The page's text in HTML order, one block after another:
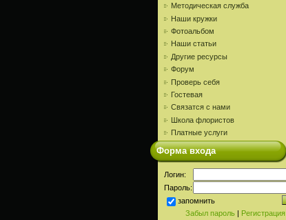
Методическая служба
Наши кружки
Фотоальбом
Наши статьи
Другие ресурсы
Форум
Проверь себя
Гостевая
Связатся с нами
Школа флористов
Платные услуги
Форма входа
Логин:
Пароль:
запомнить
Забыл пароль| Регистрация